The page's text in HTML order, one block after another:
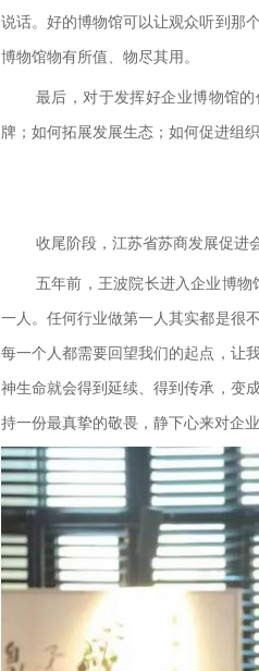
说话。好的博物馆可以让观众听到那
博物馆物有所值、物尽其用。
最后，对于发挥好企业博物馆
牌；如何拓展发展生态；如何促进组
收尾阶段，江苏省苏商发展促进
五年前，王波院长进入企业博
一人。任何行业做第一人其实都是很
每一个人都需要回望我们的起点，让
神生命就会得到延续、得到传承，变
持一份最真挚的敬畏，静下心来对企